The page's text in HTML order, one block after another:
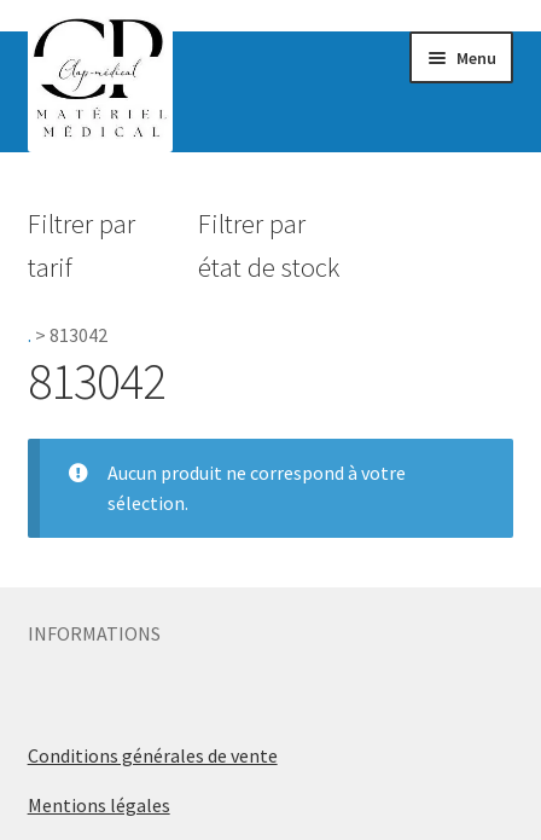
Menu
Hygiène
Accessoires Salle de bain
Pro.
Filtrer par
tarif
Filtrer par
état de stock
. > 813042
813042
Aucun produit ne correspond à votre
sélection.
INFORMATIONS
Conditions générales de vente
Mentions légales